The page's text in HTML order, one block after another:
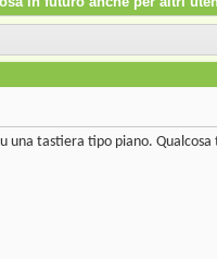
una tastiera tipo piano.